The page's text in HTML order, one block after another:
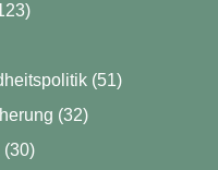
(51)
(32)
(30)